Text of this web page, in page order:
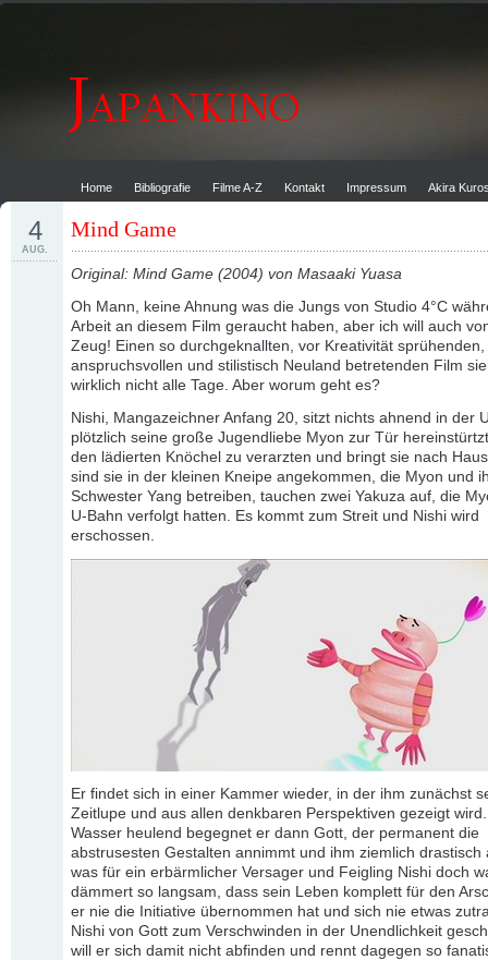
Home Bibliografie Filme A-Z Kontakt Impressum Akira
Mind Game
4
AUG.
Original: Mind Game (2004) von Masaaki Yuasa
Oh Mann, keine Ahnung was die Jungs von Studio 4°C
Arbeit an diesem Film geraucht haben, aber ich will auch
Zeug! Einen so durchgeknallten, vor Kreativität sprühenden,
anspruchsvollen und stilistisch Neuland betretenden Film
wirklich nicht alle Tage. Aber worum geht es?
Nishi, Mangazeichner Anfang 20, sitzt nichts ahnend in der
plötzlich seine große Jugendliebe Myon zur Tür
den lädierten Knöchel zu verarzten und bringt sie nach
sind sie in der kleinen Kneipe angekommen, die Myon und
Schwester Yang betreiben, tauchen zwei Yakuza auf, die
U-Bahn verfolgt hatten. Es kommt zum Streit und Nishi wird
erschossen.
Er findet sich in einer Kammer wieder, in der ihm zunächst
Zeitlupe und aus allen denkbaren Perspektiven gezeigt
Wasser heulend begegnet er dann Gott, der permanent die
abstrusesten Gestalten annimmt und ihm ziemlich drastisch
was für ein erbärmlicher Versager und Feigling Nishi doch
dämmert so langsam, dass sein Leben komplett für den
er nie die Initiative übernommen hat und sich nie etwas
Nishi von Gott zum Verschwinden in der Unendlichkeit
will er sich damit nicht abfinden und rennt dagegen so